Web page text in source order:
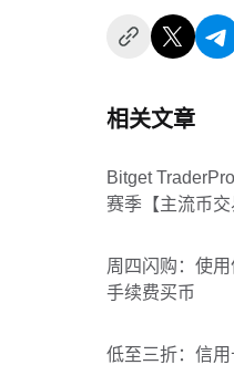
相关文章
Bitget
赛季【主流币
周四闪购：使
手续费买币
低至三折：信用